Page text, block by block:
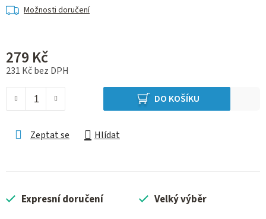
Možnosti doručení
279 Kč
231 Kč bez DPH
DO KOŠÍKU
Zeptat se Hlídat
Expresní doručení Velký výběr